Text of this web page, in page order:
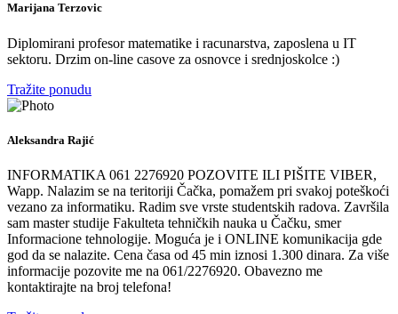
Marijana Terzovic
Diplomirani profesor matematike i racunarstva, zaposlena u IT
sektoru. Drzim on-line casove za osnovce i srednjoskolce :)
Tražite ponudu
Aleksandra Rajić
INFORMATIKA 061 2276920 POZOVITE ILI PIŠITE VIBER,
Wapp. Nalazim se na teritoriji Čačka, pomažem pri svakoj poteškoći
vezano za informatiku. Radim sve vrste studentskih radova. Završila
sam master studije Fakulteta tehničkih nauka u Čačku, smer
Informacione tehnologije. Moguća je i ONLINE komunikacija gde
god da se nalazite. Cena časa od 45 min iznosi 1.300 dinara. Za više
informacije pozovite me na 061/2276920. Obavezno me
kontaktirajte na broj telefona!